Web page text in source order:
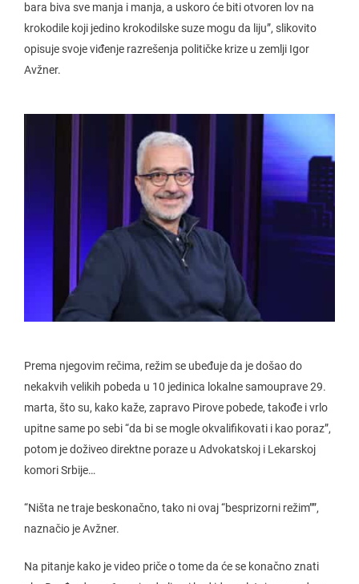
bara biva sve manja i manja, a uskoro će biti otvoren lov na
krokodile koji jedino krokodilske suze mogu da liju”, slikovito
opisuje svoje viđenje razrešenja političke krize u zemlji Igor
Avžner.
Prema njegovim rečima, režim se ubeđuje da je došao do
nekakvih velikih pobeda u 10 jedinica lokalne samouprave 29.
marta, što su, kako kaže, zapravo Pirove pobede, takođe i vrlo
upitne same po sebi “da bi se mogle okvalifikovati i kao poraz”,
potom je doživeo direktne poraze u Advokatskoj i Lekarskoj
komori Srbije…
“Ništa ne traje beskonačno, tako ni ovaj “besprizorni režim””,
naznačio je Avžner.
Na pitanje kako je video priče o tome da će se konačno znati